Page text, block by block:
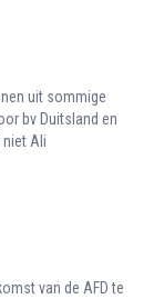
uit sommige
bv Duitsland en
Ali
van de AFD te